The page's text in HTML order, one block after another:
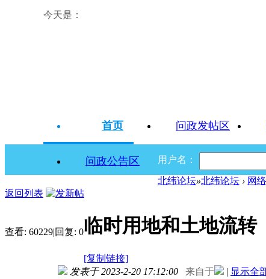
今天是：
首页 问政发帖区
问政公告区 用户名：
北纬论坛»北纬论坛 › 网
返回列表
查看: 60229|回复: 0临时用地和土地流转
[复制链接]
发表于 2023-2-20 17:12:00 来自于 | 显示全